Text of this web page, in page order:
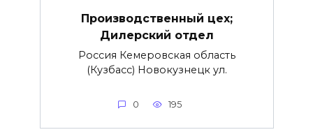
Производственный цех;
Дилерский отдел
Россия Кемеровская область
(Кузбасс) Новокузнецк ул.
0 195